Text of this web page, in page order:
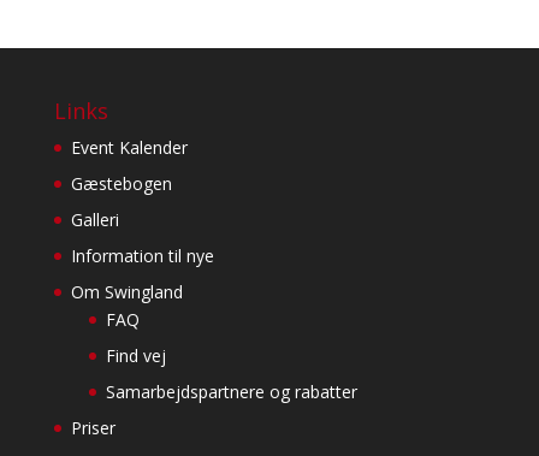
Links
Event Kalender
Gæstebogen
Galleri
Information til nye
Om Swingland
FAQ
Find vej
Samarbejdspartnere og rabatter
Priser